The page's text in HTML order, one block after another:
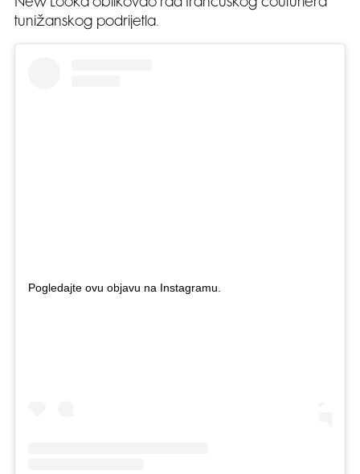
New Looka oblikovao rad francuskog couturiera
tunižanskog podrijetla.
Pogledajte ovu objavu na Instagramu.